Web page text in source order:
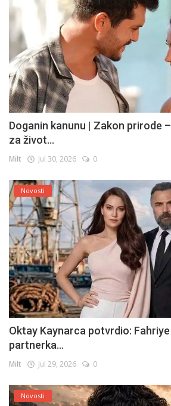
Doganin kanunu | Zakon prirode
za život...
Milt Jul 30, 2026 0
Novosti
Oktay Kaynarca potvrdio: Fahriye
partnerka...
Milt Jul 29, 2026 0
Novosti